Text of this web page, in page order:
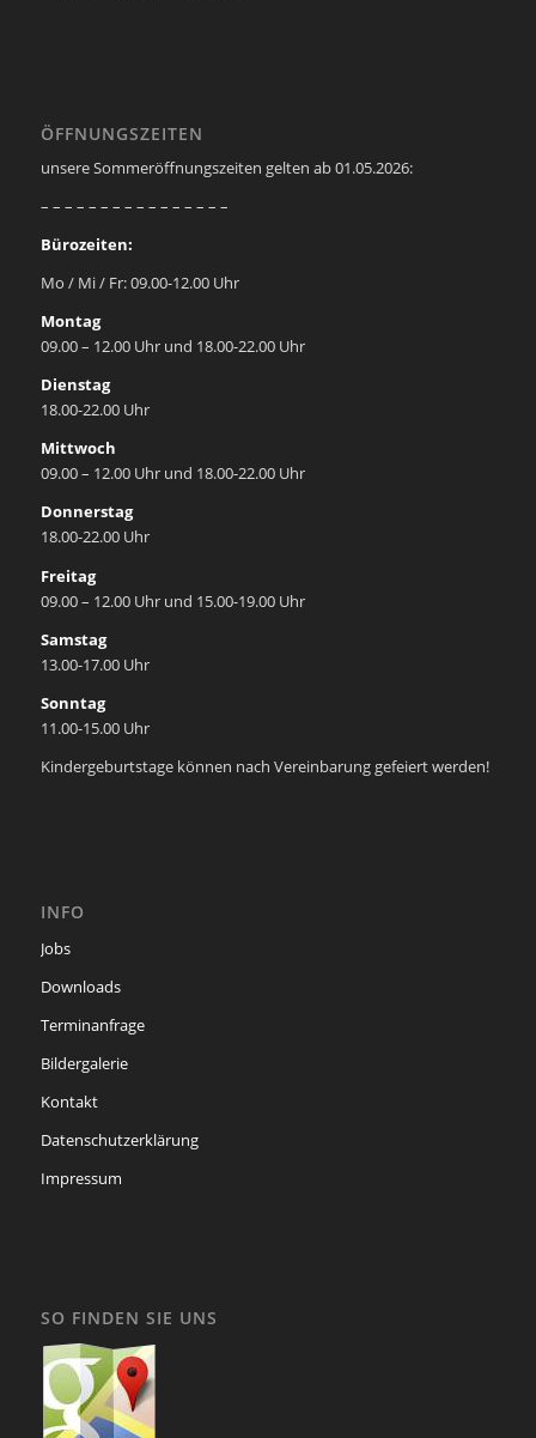
ÖFFNUNGSZEITEN
unsere Sommeröffnungszeiten gelten ab 01.05.2026:
– – – – – – – – – – – – – – – –
Bürozeiten:
Mo / Mi / Fr: 09.00-12.00 Uhr
Montag
09.00 – 12.00 Uhr und 18.00-22.00 Uhr
Dienstag
18.00-22.00 Uhr
Mittwoch
09.00 – 12.00 Uhr und 18.00-22.00 Uhr
Donnerstag
18.00-22.00 Uhr
Freitag
09.00 – 12.00 Uhr und 15.00-19.00 Uhr
Samstag
13.00-17.00 Uhr
Sonntag
11.00-15.00 Uhr
Kindergeburtstage können nach Vereinbarung gefeiert werden!
INFO
Jobs
Downloads
Terminanfrage
Bildergalerie
Kontakt
Datenschutzerklärung
Impressum
SO FINDEN SIE UNS